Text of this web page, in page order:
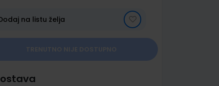
na listu želja